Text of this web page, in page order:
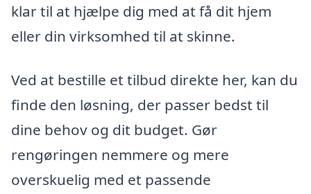
klar til at hjælpe dig med at få dit hjem
eller din virksomhed til at skinne.
Ved at bestille et tilbud direkte her, kan du
finde den løsning, der passer bedst til
dine behov og dit budget. Gør
rengøringen nemmere og mere
overskuelig med et passende